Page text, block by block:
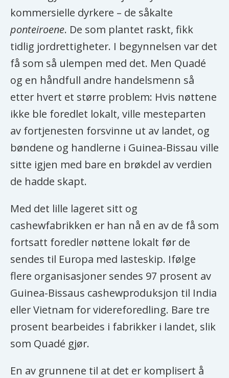
kommersielle dyrkere – de såkalte
ponteiroene. De som plantet raskt, fikk
tidlig jordrettigheter. I begynnelsen var det
få som så ulempen med det. Men Quadé
og en håndfull andre handelsmenn så
etter hvert et større problem: Hvis nøttene
ikke ble foredlet lokalt, ville mesteparten
av fortjenesten forsvinne ut av landet, og
bøndene og handlerne i Guinea-Bissau ville
sitte igjen med bare en brøkdel av verdien
de hadde skapt.
Med det lille lageret sitt og
cashewfabrikken er han nå en av de få som
fortsatt foredler nøttene lokalt før de
sendes til Europa med lasteskip. Ifølge
flere organisasjoner sendes 97 prosent av
Guinea-Bissaus cashewproduksjon til India
eller Vietnam for videreforedling. Bare tre
prosent bearbeides i fabrikker i landet, slik
som Quadé gjør.
En av grunnene til at det er komplisert å